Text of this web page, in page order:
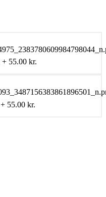
+ 55.00 kr.
+ 55.00 kr.